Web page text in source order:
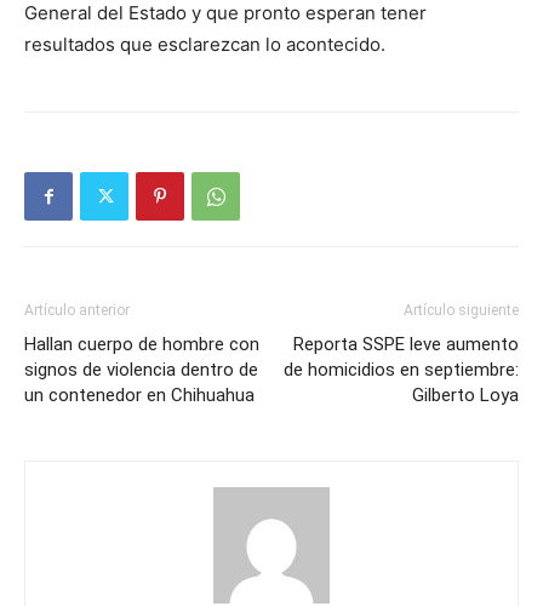
General del Estado y que pronto esperan tener
resultados que esclarezcan lo acontecido.
Artículo anterior
Hallan cuerpo de hombre con
signos de violencia dentro de
un contenedor en Chihuahua
Artículo siguiente
Reporta SSPE leve aumento
de homicidios en septiembre:
Gilberto Loya